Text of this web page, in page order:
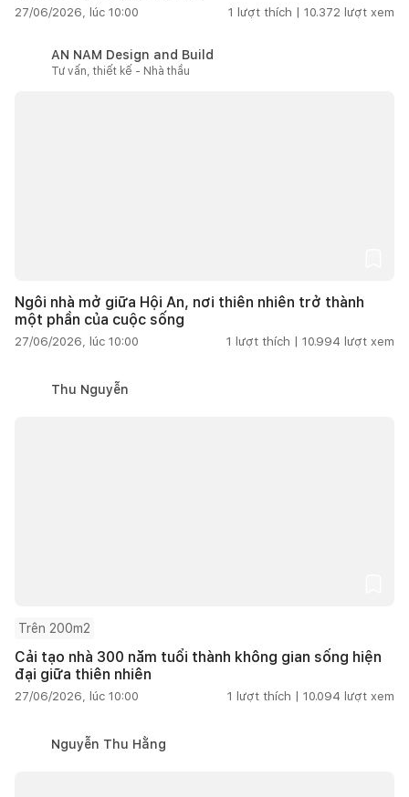
27/06/2026, lúc 10:00 1 lượt thích | 10.372 lượt xem
AN NAM Design and Build
Tư vấn, thiết kế - Nhà thầu
Ngôi nhà mở giữa Hội An, nơi thiên nhiên trở thành
một phần của cuộc sống
27/06/2026, lúc 10:00 1 lượt thích | 10.994 lượt xem
Thu Nguyễn
Trên 200m2
Cải tạo nhà 300 năm tuổi thành không gian sống hiện
đại giữa thiên nhiên
27/06/2026, lúc 10:00 1 lượt thích | 10.094 lượt xem
Nguyễn Thu Hằng